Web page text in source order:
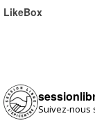
LikeBox
Suivez-nous